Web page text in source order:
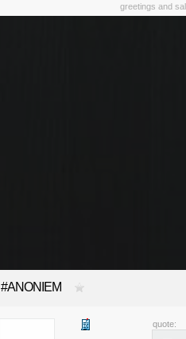
greetings and
#ANONIEM
quote: